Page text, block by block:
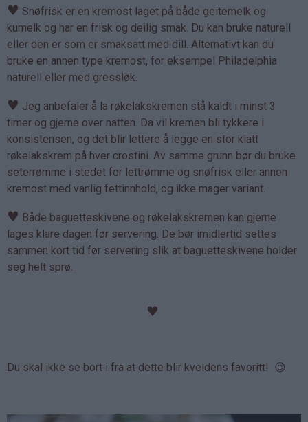
♥ Snøfrisk er en kremost laget på både geitemelk og
kumelk og har en frisk og deilig smak. Du kan bruke naturell
eller den er som er smaksatt med dill. Alternativt kan du
bruke en annen type kremost, for eksempel Philadelphia
naturell eller med gressløk.
♥ Jeg anbefaler å la røkelakskremen stå kaldt i minst 3
timer og gjerne over natten. Da vil kremen bli tykkere i
konsistensen, og det blir lettere å legge en stor klatt
røkelakskrem på hver crostini. Av samme grunn bør du bruke
seterrømme i stedet for lettrømme og snøfrisk eller annen
kremost med vanlig fettinnhold, og ikke mager variant.
♥ Både baguetteskivene og røkelakskremen kan gjerne
lages klare dagen før servering. De bør imidlertid settes
sammen kort tid før servering slik at baguetteskivene holder
seg helt sprø.
♥
Du skal ikke se bort i fra at dette blir kveldens favoritt! 😉